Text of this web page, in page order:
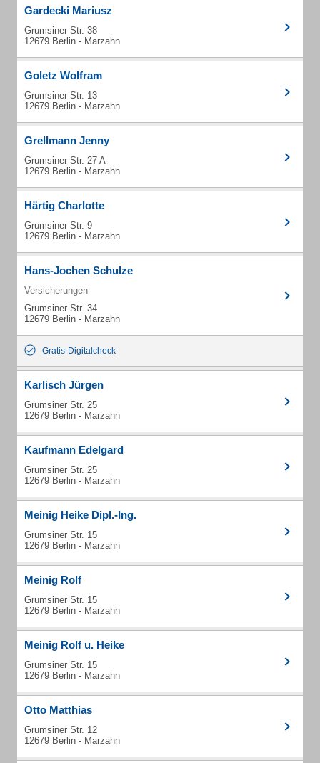
Gardecki Mariusz
Grumsiner Str. 38
12679 Berlin - Marzahn
Goletz Wolfram
Grumsiner Str. 13
12679 Berlin - Marzahn
Grellmann Jenny
Grumsiner Str. 27 A
12679 Berlin - Marzahn
Härtig Charlotte
Grumsiner Str. 9
12679 Berlin - Marzahn
Hans-Jochen Schulze
Versicherungen
Grumsiner Str. 34
12679 Berlin - Marzahn
Gratis-Digitalcheck
Karlisch Jürgen
Grumsiner Str. 25
12679 Berlin - Marzahn
Kaufmann Edelgard
Grumsiner Str. 25
12679 Berlin - Marzahn
Meinig Heike Dipl.-Ing.
Grumsiner Str. 15
12679 Berlin - Marzahn
Meinig Rolf
Grumsiner Str. 15
12679 Berlin - Marzahn
Meinig Rolf u. Heike
Grumsiner Str. 15
12679 Berlin - Marzahn
Otto Matthias
Grumsiner Str. 12
12679 Berlin - Marzahn